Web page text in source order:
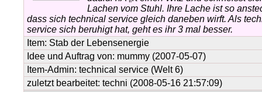
Lachen vom Stuhl. Ihre Lache ist so
dass sich technical service gleich daneben wirft. Als
service sich beruhigt hat, geht es ihr 3 mal besser.
Item: Stab der Lebensenergie
Idee und Auftrag von: mummy (2007-05-07)
Item-Admin: technical service (Welt 6)
zuletzt bearbeitet: techni (2008-05-16 21:57:09)